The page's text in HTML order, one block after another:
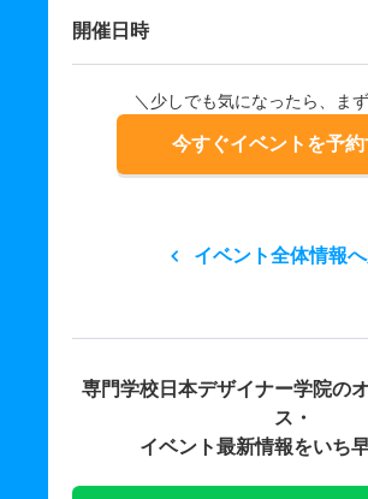
開催日時
＼少しでも気になったら、ま
今すぐイベントを予約
イベント全体情報
専門学校日本デザイナー学院の
ス・
イベント最新情報をいち